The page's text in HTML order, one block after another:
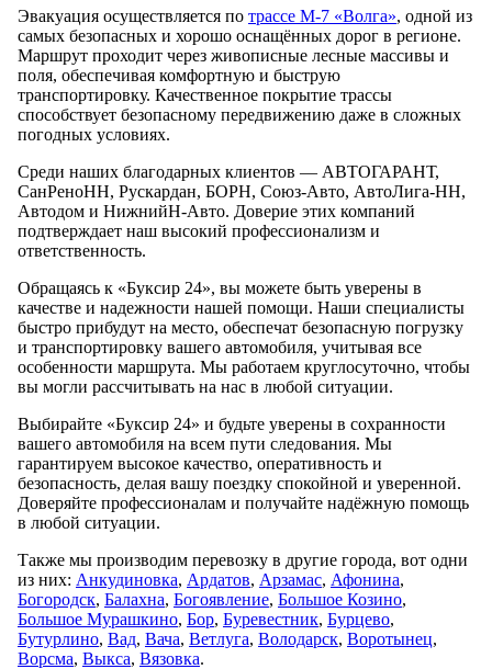
Эвакуация осуществляется по трассе М-7 «Волга», одной из
самых безопасных и хорошо оснащённых дорог в регионе.
Маршрут проходит через живописные лесные массивы и
поля, обеспечивая комфортную и быструю
транспортировку. Качественное покрытие трассы
способствует безопасному передвижению даже в сложных
погодных условиях.
Среди наших благодарных клиентов — АВТОГАРАНТ,
СанРеноНН, Рускардан, БОРН, Союз-Авто, АвтоЛига-НН,
Автодом и НижнийН-Авто. Доверие этих компаний
подтверждает наш высокий профессионализм и
ответственность.
Обращаясь к «Буксир 24», вы можете быть уверены в
качестве и надежности нашей помощи. Наши специалисты
быстро прибудут на место, обеспечат безопасную погрузку
и транспортировку вашего автомобиля, учитывая все
особенности маршрута. Мы работаем круглосуточно, чтобы
вы могли рассчитывать на нас в любой ситуации.
Выбирайте «Буксир 24» и будьте уверены в сохранности
вашего автомобиля на всем пути следования. Мы
гарантируем высокое качество, оперативность и
безопасность, делая вашу поездку спокойной и уверенной.
Доверяйте профессионалам и получайте надёжную помощь
в любой ситуации.
Также мы производим перевозку в другие города, вот одни
из них: Анкудиновка, Ардатов, Арзамас, Афонина,
Бoгорoдcк, Балaхна, Богоявление, Большое Козино,
Большое Мурашкино, Бор, Буревестник, Бурцево,
Бутурлино, Вад, Вача, Ветлуга, Володарск, Воротынец,
Ворсма, Выкса, Вязовка.